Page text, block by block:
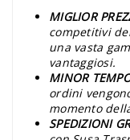
MIGLIOR
competitivi
una vasta
vantaggiosi.
MINOR
ordini
momento
SPEDIZIONI